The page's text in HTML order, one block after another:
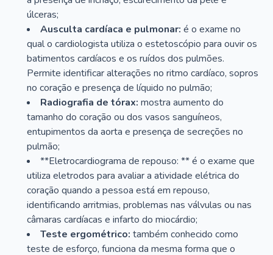
úlceras;
Ausculta cardíaca e pulmonar: é o exame no
qual o cardiologista utiliza o estetoscópio para ouvir os
batimentos cardíacos e os ruídos dos pulmões.
Permite identificar alterações no ritmo cardíaco, sopros
no coração e presença de líquido no pulmão;
Radiografia de tórax: mostra aumento do
tamanho do coração ou dos vasos sanguíneos,
entupimentos da aorta e presença de secreções no
pulmão;
**Eletrocardiograma de repouso: ** é o exame que
utiliza eletrodos para avaliar a atividade elétrica do
coração quando a pessoa está em repouso,
identificando arritmias, problemas nas válvulas ou nas
câmaras cardíacas e infarto do miocárdio;
Teste ergométrico: também conhecido como
teste de esforço, funciona da mesma forma que o